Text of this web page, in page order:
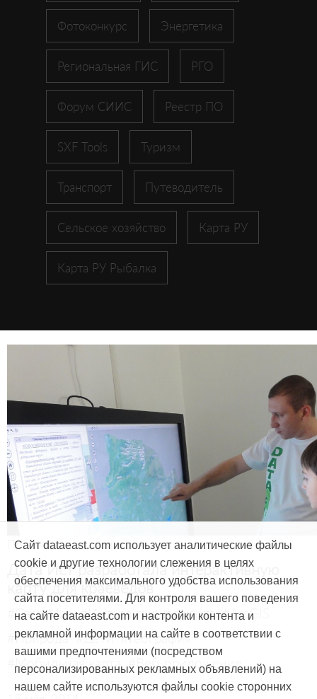
Фотоконкурс Энергетика
Региональная ГИС РГО
Форум СИИС Реестр ПО
SXF Tools Туризм
Транспорт Путеводитель
Сельское хозяйство Карта РУ
Карта РУ Рыбалка
Продукты и услуги
Дата Ист разработала интерактивную
карту для краеведов
#CarryMap #Интерактивная карта #ArcGIS
#Природа #Дети #География
#Мобильная карта #Веб-приложение
Сайт dataeast.com использует аналитические файлы
cookie и другие технологии слежения в целях
обеспечения максимального удобства использования
сайта посетителями. Для контроля вашего поведения
на сайте dataeast.com и настройки контента и
рекламной информации на сайте в соответствии с
вашими предпочтениями (посредством
персонализированных рекламных объявлений) на
нашем сайте используются файлы cookie сторонних